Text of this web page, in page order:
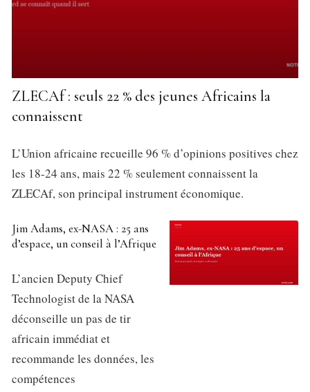
ZLECAf : seuls 22 % des jeunes Africains la
connaissent
L’Union africaine recueille 96 % d’opinions positives chez
les 18-24 ans, mais 22 % seulement connaissent la
ZLECAf, son principal instrument économique.
Jim Adams, ex-NASA : 25 ans
d’espace, un conseil à l’Afrique
L’ancien Deputy Chief
Technologist de la NASA
déconseille un pas de tir
africain immédiat et
recommande les données, les
compétences